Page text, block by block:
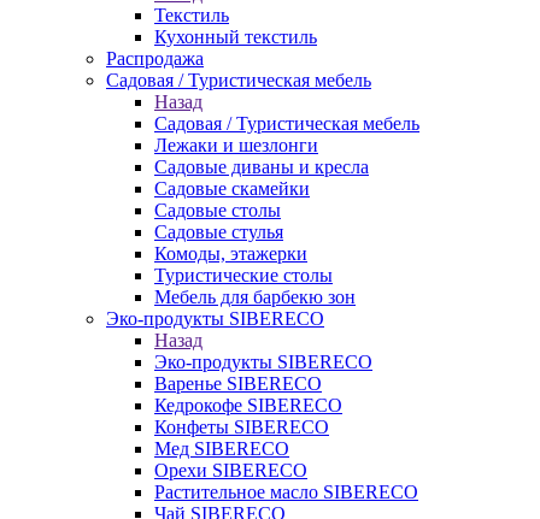
Текстиль
Кухонный текстиль
Распродажа
Садовая / Туристическая мебель
Назад
Садовая / Туристическая мебель
Лежаки и шезлонги
Садовые диваны и кресла
Садовые скамейки
Садовые столы
Садовые стулья
Комоды, этажерки
Туристические столы
Мебель для барбекю зон
Эко-продукты SIBERECO
Назад
Эко-продукты SIBERECO
Варенье SIBERECO
Кедрокофе SIBERECO
Конфеты SIBERECO
Мед SIBERECO
Орехи SIBERECO
Растительное масло SIBERECO
Чай SIBERECO